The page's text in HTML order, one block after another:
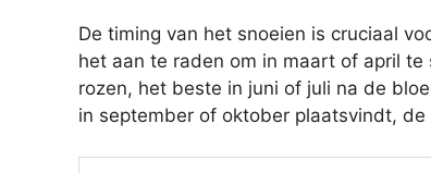
De timing van het snoeien is cruciaal
het aan te raden om in maart of april te
rozen, het beste in juni of juli na de
in september of oktober plaatsvindt,